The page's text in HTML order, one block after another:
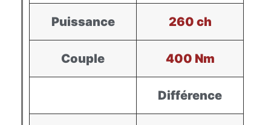
Puissance 260 ch
Couple 400 Nm
Différence